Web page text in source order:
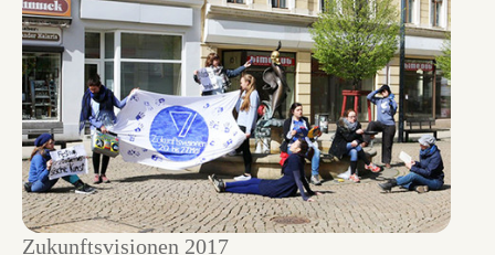
Zukunftsvisionen 2017